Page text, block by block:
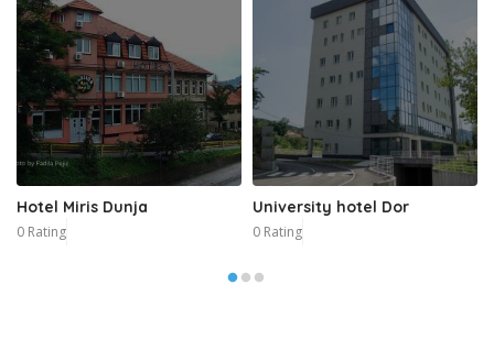
Hotel Miris Dunja
0 Rating
University hotel Dor
0 Rating